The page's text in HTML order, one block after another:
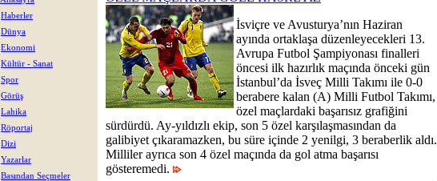
Haberler
Dünya
Ekonomi
Kültür - Sanat
Spor
Görüş
Lahika
Röportaj
Dizi
Yazarlar
Basından Seçmeler
İsviçre ve Avusturya’nın Haziran
ayında ortaklaşa düzenleyecekleri 13.
Avrupa Futbol Şampiyonası finalleri
öncesi ilk hazırlık maçında önceki gün
İstanbul’da İsveç Milli Takımı ile 0-0
berabere kalan (A) Milli Futbol Takımı,
özel maçlardaki başarısız grafiğini
sürdürdü. Ay-yıldızlı ekip, son 5 özel karşılaşmasından da
galibiyet çıkaramazken, bu süre içinde 2 yenilgi, 3 beraberlik aldı.
Milliler ayrıca son 4 özel maçında da gol atma başarısı
gösteremedi.